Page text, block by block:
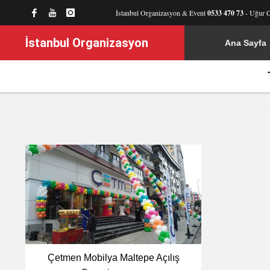
İstanbul Organizasyon & Event0533 470 73- Uğur
İstanbul Organizasyon Ana Sayfa
Çetmen Mobilya Maltepe Açılış